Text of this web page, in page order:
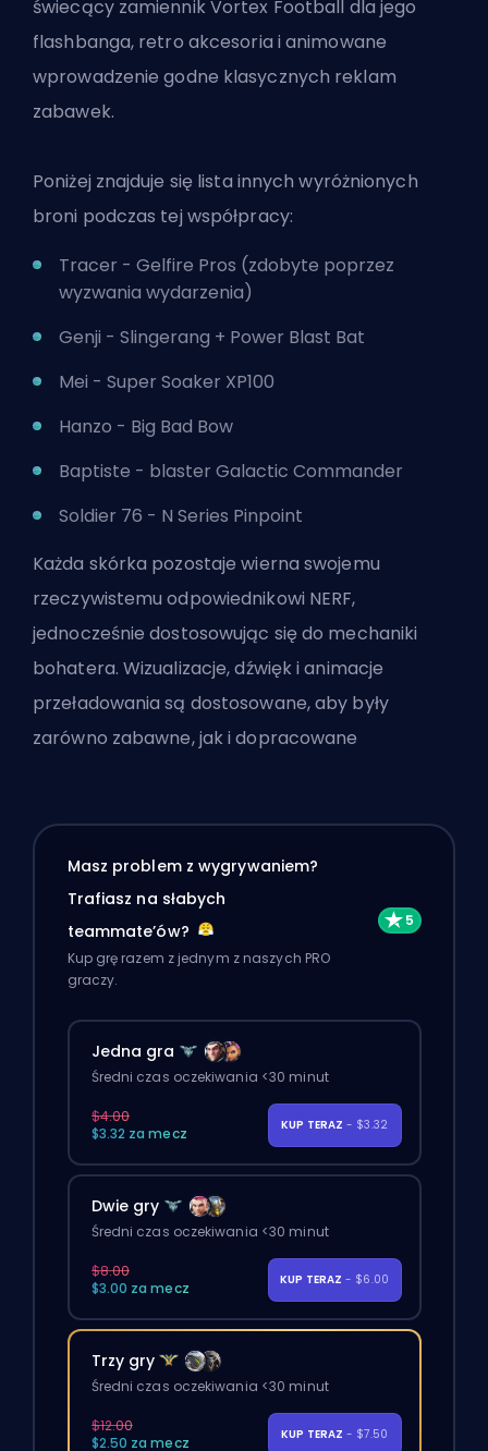
świecący zamiennik Vortex Football dla jego
flashbanga, retro akcesoria i animowane
wprowadzenie godne klasycznych reklam
zabawek.
Poniżej znajduje się lista innych wyróżnionych
broni podczas tej współpracy:
Tracer - Gelfire Pros (zdobyte poprzez
wyzwania wydarzenia)
Genji - Slingerang + Power Blast Bat
Mei - Super Soaker XP100
Hanzo - Big Bad Bow
Baptiste - blaster Galactic Commander
Soldier 76 - N Series Pinpoint
Każda skórka pozostaje wierna swojemu
rzeczywistemu odpowiednikowi NERF,
jednocześnie dostosowując się do mechaniki
bohatera. Wizualizacje, dźwięk i animacje
przeładowania są dostosowane, aby były
zarówno zabawne, jak i dopracowane
Masz problem z wygrywaniem?
Trafiasz na słabych
teammate’ów?
Kup grę razem z jednym z naszych PRO
graczy.
Jedna gra
Średni czas oczekiwania <30 minut
$4.00
$3.32 za mecz
KUP TERAZ - $3.32
Dwie gry
Średni czas oczekiwania <30 minut
$8.00
$3.00 za mecz
KUP TERAZ - $6.00
Trzy gry
Średni czas oczekiwania <30 minut
$12.00
$2.50 za mecz
KUP TERAZ - $7.50